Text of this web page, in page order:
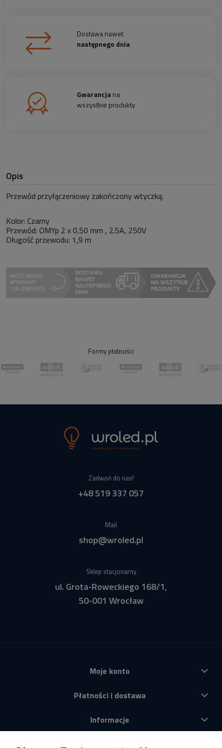
Dostawa nawet
następnego dnia
Gwarancjana
wszystkie produkty
Opis
Przewód przyłączeniowy zakończony wtyczką.
Kolor: Czarny
Przewód: OMYp 2 x 0,50 mm , 2.5A, 250V
Długość przewodu: 1,9 m
Formy płatności
Zadwoń do nas!
+48 519 337 057
Mail
shop@wroled.pl
Sklep stacjonarny
ul. Grota-Roweckiego 168/1,
50-001 Wrocław
Moje konto
Płatności i dostawa
Informacje